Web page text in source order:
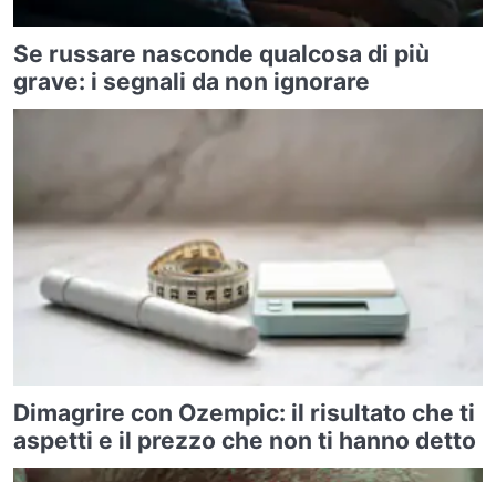
Se russare nasconde qualcosa di più
grave: i segnali da non ignorare
Dimagrire con Ozempic: il risultato che ti
aspetti e il prezzo che non ti hanno detto